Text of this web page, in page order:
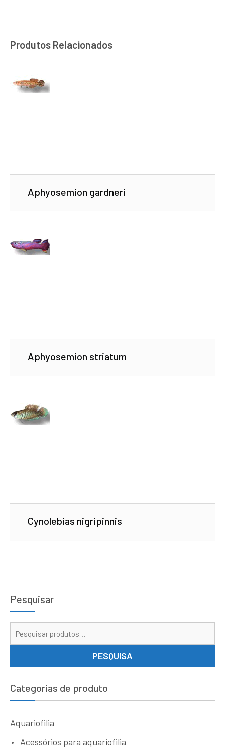
Produtos Relacionados
Aphyosemion gardneri
Aphyosemion striatum
Cynolebias nigripinnis
Pesquisar
PESQUISA
Categorias de produto
Aquariofilia
Acessórios para aquariofilia